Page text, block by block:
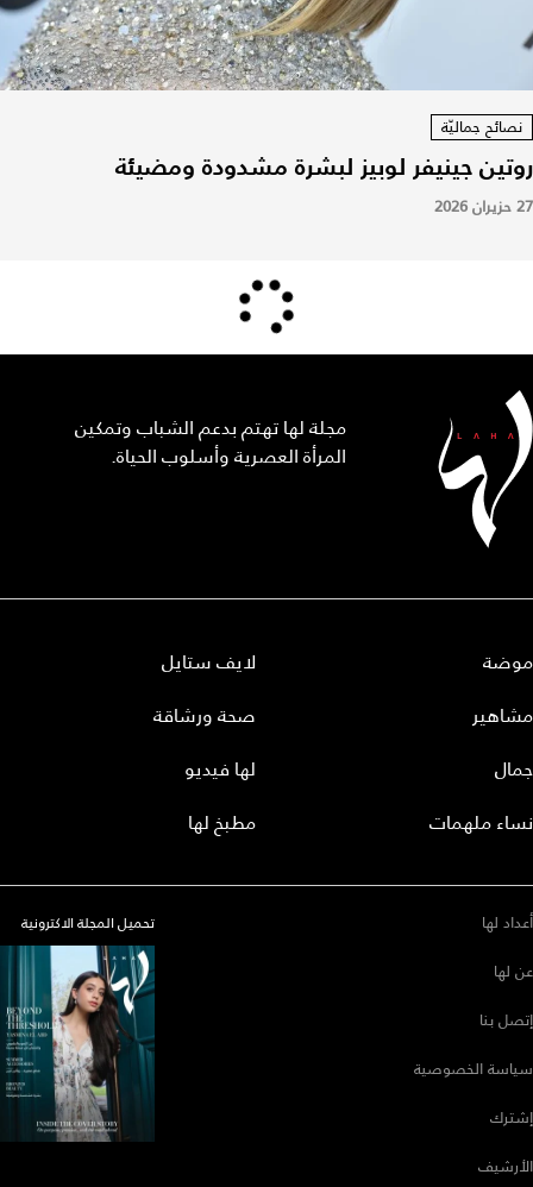
نصائح جماليّة
روتين جينيفر لوبيز لبشرة مشدودة ومضيئة
27 حزيران 2026
مجلة لها تهتم بدعم الشباب وتمكين
المرأة العصرية وأسلوب الحياة.
موضة
مشاهير
جمال
نساء ملهمات
لايف ستايل
صحة ورشاقة
لها فيديو
مطبخ لها
أعداد لها
عن لها
إتصل بنا
سياسة الخصوصية
إشترك
الأرشيف
تحميل المجلة الاكترونية